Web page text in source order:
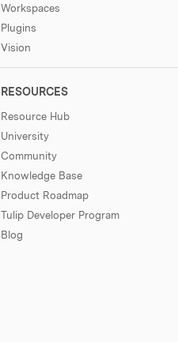
Workspaces
Plugins
Vision
RESOURCES
Resource Hub
University
Community
Knowledge Base
Product Roadmap
Tulip Developer Program
Blog